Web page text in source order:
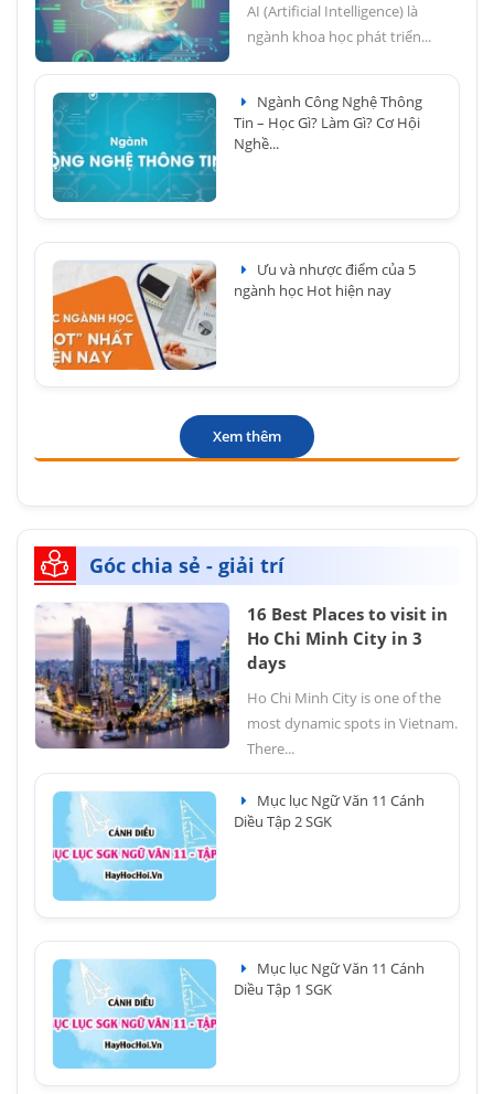
AI (Artificial Intelligence) là
ngành khoa học phát triển...
Ngành Công Nghệ Thông
Tin – Học Gì? Làm Gì? Cơ Hội
Nghề...
Ưu và nhược điểm của 5
ngành học Hot hiện nay
Xem thêm
Góc chia sẻ - giải trí
16 Best Places to visit in
Ho Chi Minh City in 3
days
Ho Chi Minh City is one of the
most dynamic spots in Vietnam.
There...
Mục lục Ngữ Văn 11 Cánh
Diều Tập 2 SGK
Mục lục Ngữ Văn 11 Cánh
Diều Tập 1 SGK